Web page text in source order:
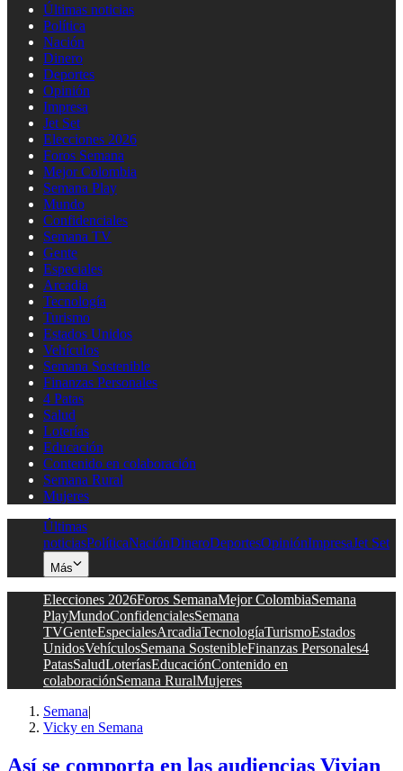
Últimas noticias
Política
Nación
Dinero
Deportes
Opinión
Impresa
Jet Set
Elecciones 2026
Foros Semana
Mejor Colombia
Semana Play
Mundo
Confidenciales
Semana TV
Gente
Especiales
Arcadia
Tecnología
Turismo
Estados Unidos
Vehículos
Semana Sostenible
Finanzas Personales
4 Patas
Salud
Loterías
Educación
Contenido en colaboración
Semana Rural
Mujeres
Últimas
noticiasPolíticaNaciónDineroDeportesOpiniónImpresaJet Set
Más
Elecciones 2026Foros SemanaMejor ColombiaSemana
PlayMundoConfidencialesSemana
TVGenteEspecialesArcadiaTecnologíaTurismoEstados
UnidosVehículosSemana SostenibleFinanzas Personales4
PatasSaludLoteríasEducaciónContenido en
colaboraciónSemana RuralMujeres
Semana|
Vicky en Semana
Así se comporta en las audiencias Vivian